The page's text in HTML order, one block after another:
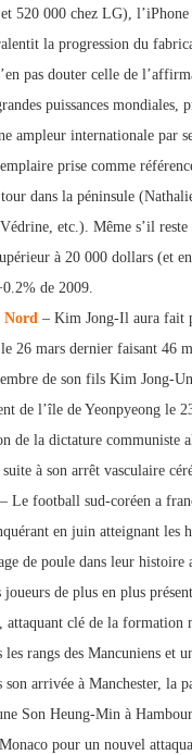
520 000 chez LG),
tit la progression du
pas douter celle de
s puissances mondiales,
ampleur internationale par
prise comme
dans la péninsule
etc.). Même s’il
érieur à 20 000 dollars (et
de 2009.
Nord – Kim Jong-Il aura fait
26 mars dernier faisant 46
embre de son fils Kim Jong-
de l’île de Yeonpyeong le
de la dictature communiste
à son arrêt vasculaire
– Le football sud-coréen a
en juin atteignant les
de poule dans leur histoire
de plus en plus
attaquant clé de la formation
rangs des Mancuniens et
son arrivée à Manchester, la
Son Heung-Min à
pour un nouvel a